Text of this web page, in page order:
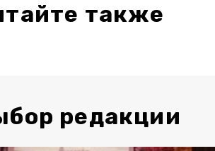
также
редакции